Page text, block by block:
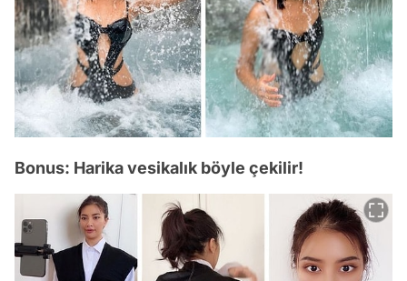
Bonus: Harika vesikalık böyle çekilir!